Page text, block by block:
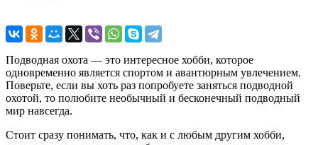
Подводная охота — это интересное хобби, которое
одновременно является спортом и авантюрным увлечением.
Поверьте, если вы хоть раз попробуете заняться подводной
охотой, то полюбите необычный и бесконечный подводный
мир навсегда.
Стоит сразу понимать, что, как и с любым другим хобби,